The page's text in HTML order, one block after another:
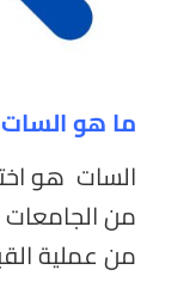
ما هو
السات هو
من الجامعات
من عملية